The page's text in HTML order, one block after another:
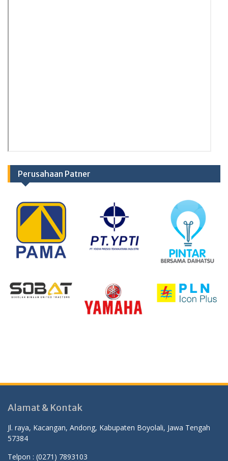
Perusahaan Patner
Alamat & Kontak
Jl. raya, Kacangan, Andong, Kabupaten Boyolali, Jawa Tengah
57384
Telpon : (0271) 7893103